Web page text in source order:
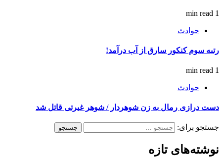
1 min read
حوادث
رتبه سوم کنکور سارق از آب درآمد!
1 min read
حوادث
دست درازی رمال به زن شوهردار / شوهر غیرتی قاتل شد
جستجو برای:
نوشته‌های تازه